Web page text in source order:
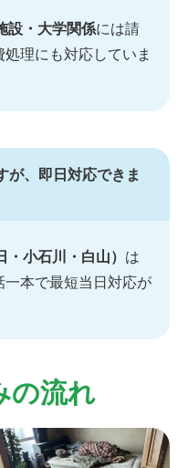
設・大学関係には請
理にも対応していま
が、即日対応できま
小石川・白山） は
一本で最短当日対応が
の流れ